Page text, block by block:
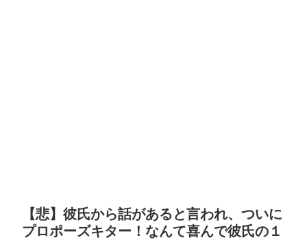
【悲】彼氏から話があると言われ、ついに
プロポーズキター！なんて喜んで彼氏の１